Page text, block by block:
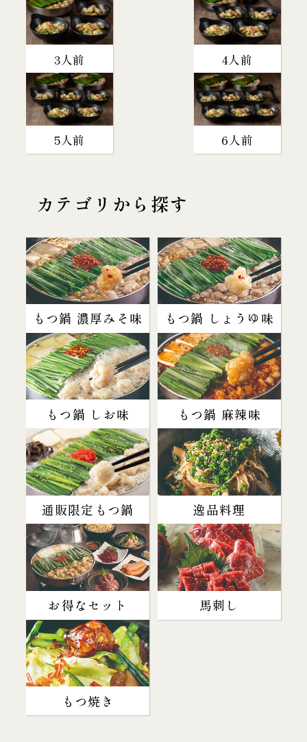
3人前 4人前
5人前 6人前
カテゴリから探す
もつ鍋 濃厚みそ味 もつ鍋 しょうゆ味
もつ鍋 しお味 もつ鍋 麻辣味
通販限定もつ鍋 逸品料理
お得なセット 馬刺し
もつ焼き